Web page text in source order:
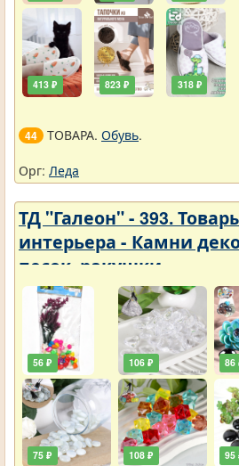
413 ₽ 823 ₽ 318 ₽
44 ТОВАРА. Обувь.
Орг: Леда
ТД "Галеон" - 393.
интерьера - Камни
песок, ракушки
56 ₽
75 ₽
106 ₽
108 ₽
86
95